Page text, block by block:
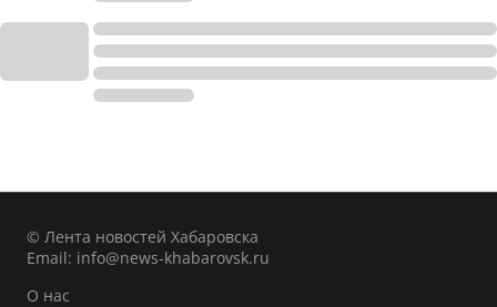
© Лента новостей Хабаровска
Email: info@news-khabarovsk.ru
О нас